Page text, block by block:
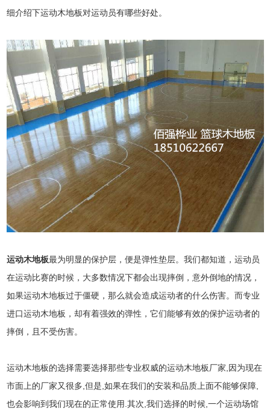
细介绍下运动木地板对运动员有哪些好处。
运动木地板最为明显的保护层，便是弹性垫层。我们都知道，运动员
在运动比赛的时候，大多数情况下都会出现摔倒，意外倒地的情况，
如果运动木地板过于僵硬，那么就会造成运动者的什么伤害。而专业
进口运动木地板，却有着强效的弹性，它们能够有效的保护运动者的
摔倒，且不受伤害。
运动木地板的选择需要选择那些专业权威的运动木地板厂家,因为现在
市面上的厂家又很多,但是,如果在我们的安装和品质上面不能够保障,
也会影响到我们现在的正常使用.其次,我们选择的时候,一个运动场馆